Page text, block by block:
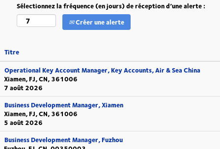
Sélectionnez la fréquence (en jours) de réception d’une alerte :
Créer une alerte
Titre
Operational Key Account Manager, Key Accounts, Air & Sea China
Xiamen, FJ, CN, 361006
7 août 2026
Business Development Manager, Xiamen
Xiamen, FJ, CN, 361006
5 août 2026
Business Development Manager, Fuzhou